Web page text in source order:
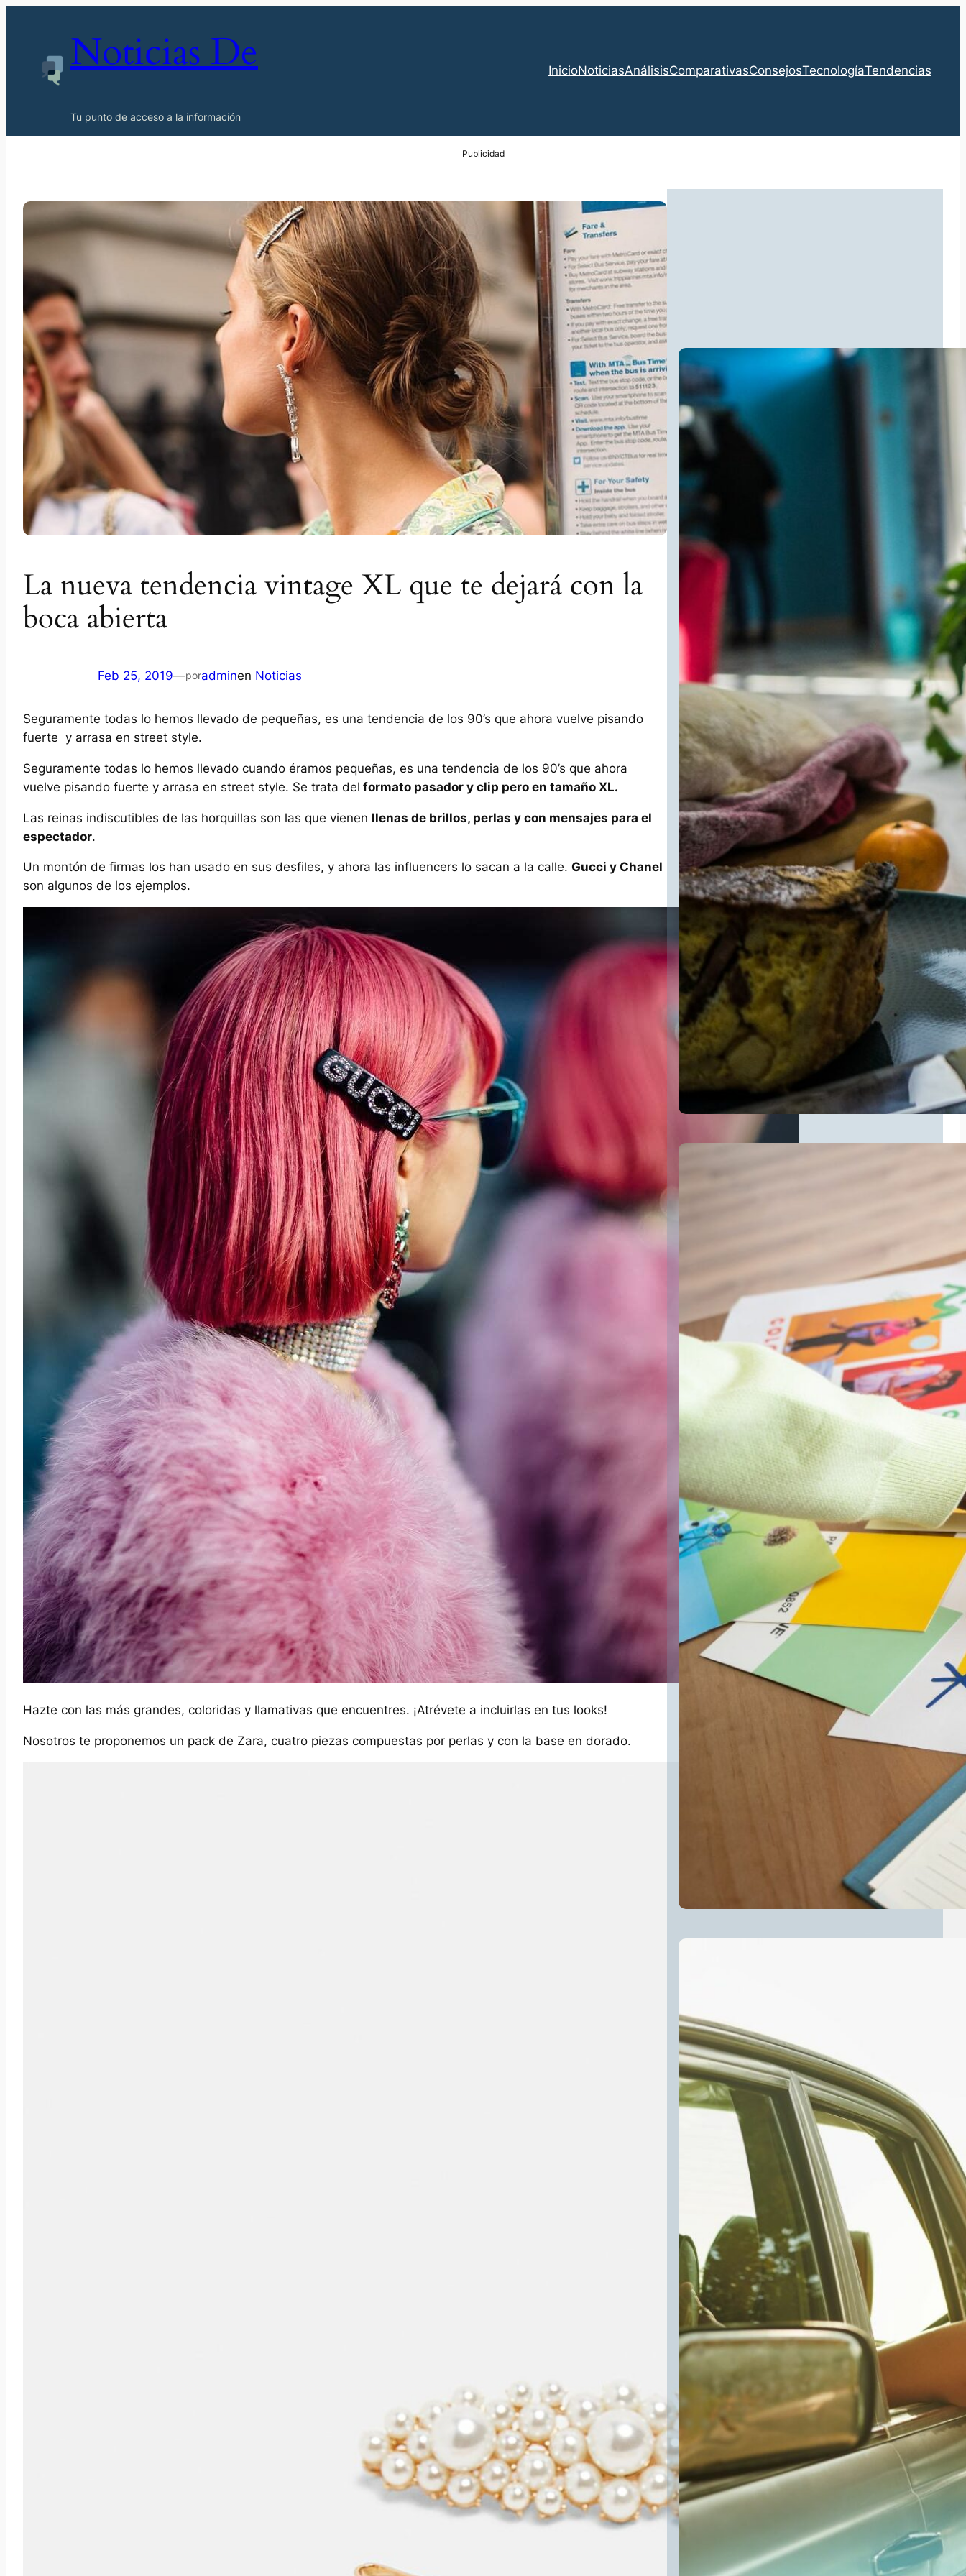
Noticias De
Tu punto de acceso a la información
InicioNoticiasAnálisisComparativasConsejosTecnologíaTendencias
La nueva tendencia vintage XL que te dejará con la
boca abierta
Feb 25, 2019—poradminen Noticias
Seguramente todas lo hemos llevado de pequeñas, es una tendencia de los 90’s que ahora vuelve pisando
fuerte y arrasa en street style.
Seguramente todas lo hemos llevado cuando éramos pequeñas, es una tendencia de los 90’s que ahora
vuelve pisando fuerte y arrasa en street style. Se trata del formato pasador y clip pero en tamaño XL.
Las reinas indiscutibles de las horquillas son las que vienen llenas de brillos, perlas y con mensajes para el
espectador.
Un montón de firmas los han usado en sus desfiles, y ahora las influencers lo sacan a la calle. Gucci y Chanel
son algunos de los ejemplos.
Hazte con las más grandes, coloridas y llamativas que encuentres. ¡Atrévete a incluirlas en tus looks!
Nosotros te proponemos un pack de Zara, cuatro piezas compuestas por perlas y con la base en dorado.